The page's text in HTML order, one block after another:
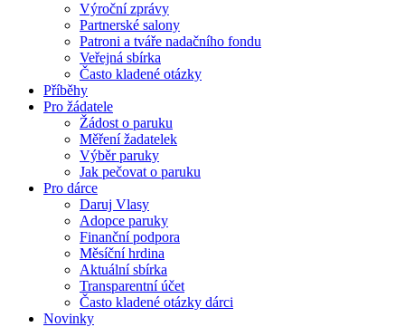
Výroční zprávy
Partnerské salony
Patroni a tváře nadačního fondu
Veřejná sbírka
Často kladené otázky
Příběhy
Pro žádatele
Žádost o paruku
Měření žadatelek
Výběr paruky
Jak pečovat o paruku
Pro dárce
Daruj Vlasy
Adopce paruky
Finanční podpora
Měsíční hrdina
Aktuální sbírka
Transparentní účet
Často kladené otázky dárci
Novinky